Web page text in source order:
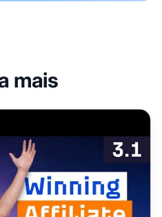
mais
de Marketing de Afiliados